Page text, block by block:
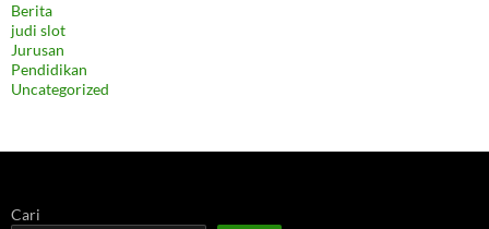
Berita
judi slot
Jurusan
Pendidikan
Uncategorized
Cari